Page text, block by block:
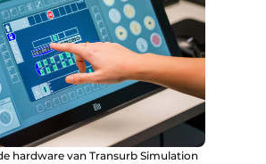
hardware van Transurb Simulation